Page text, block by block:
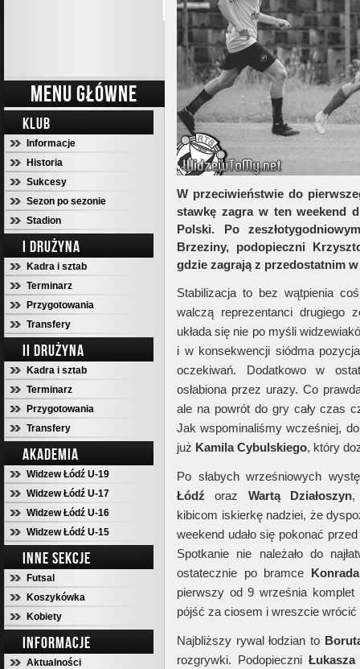
MENU GŁÓWNE
KLUB
Informacje
Historia
Sukcesy
Sezon po sezonie
Stadion
I DRUŻYNA
Kadra i sztab
Terminarz
Przygotowania
Transfery
II DRUŻYNA
Kadra i sztab
Terminarz
Przygotowania
Transfery
AKADEMIA
Widzew Łódź U-19
Widzew Łódź U-17
Widzew Łódź U-16
Widzew Łódź U-15
INNE SEKCJE
Futsal
Koszykówka
Kobiety
INFORMACJE
Aktualności
W przeciwieństwie do
stawkę zagra w ten weekend
Polski. Po
Brzeziny, podopieczni
gdzie zagrają z przedostatnim
Stabilizacja to bez wątpienia
walczą reprezentanci drugiego
układa się nie po myśli
i w konsekwencji siódma
oczekiwań. Dodatkowo w
osłabiona przez urazy. Co
ale na powrót do gry cały czas
Jak wspominaliśmy wcześniej,
już Kamila Cybulskiego, który
Po słabych wrześniowych
Łódź oraz Wartą Działoszyn,
kibicom iskierkę nadziei, że
weekend udało się pokonać
Spotkanie nie należało do
ostatecznie po bramce Konrada
pierwszy od 9 września
pójść za ciosem i wreszcie
Najbliższy rywal łodzian to
rozgrywki. PodopieczniŁukasza